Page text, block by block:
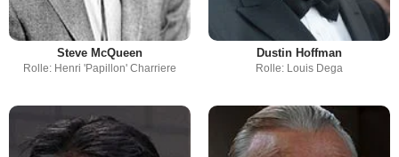
Steve McQueen
Rolle: Henri 'Papillon' Charriere
Dustin Hoffman
Rolle: Louis Dega